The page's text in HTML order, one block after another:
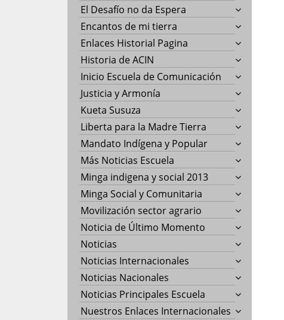
El Desafío no da Espera
Encantos de mi tierra
Enlaces Historial Pagina
Historia de ACIN
Inicio Escuela de Comunicación
Justicia y Armonía
Kueta Susuza
Liberta para la Madre Tierra
Mandato Indígena y Popular
Más Noticias Escuela
Minga indigena y social 2013
Minga Social y Comunitaria
Movilización sector agrario
Noticia de Último Momento
Noticias
Noticias Internacionales
Noticias Nacionales
Noticias Principales Escuela
Nuestros Enlaces Internacionales